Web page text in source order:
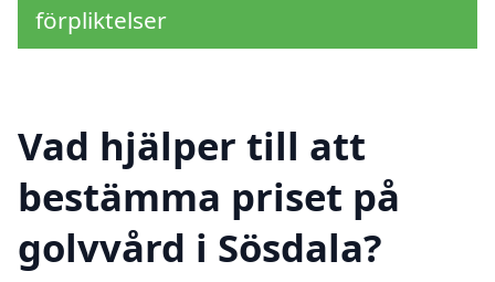
förpliktelser
Vad hjälper till att
bestämma priset på
golvvård i Sösdala?